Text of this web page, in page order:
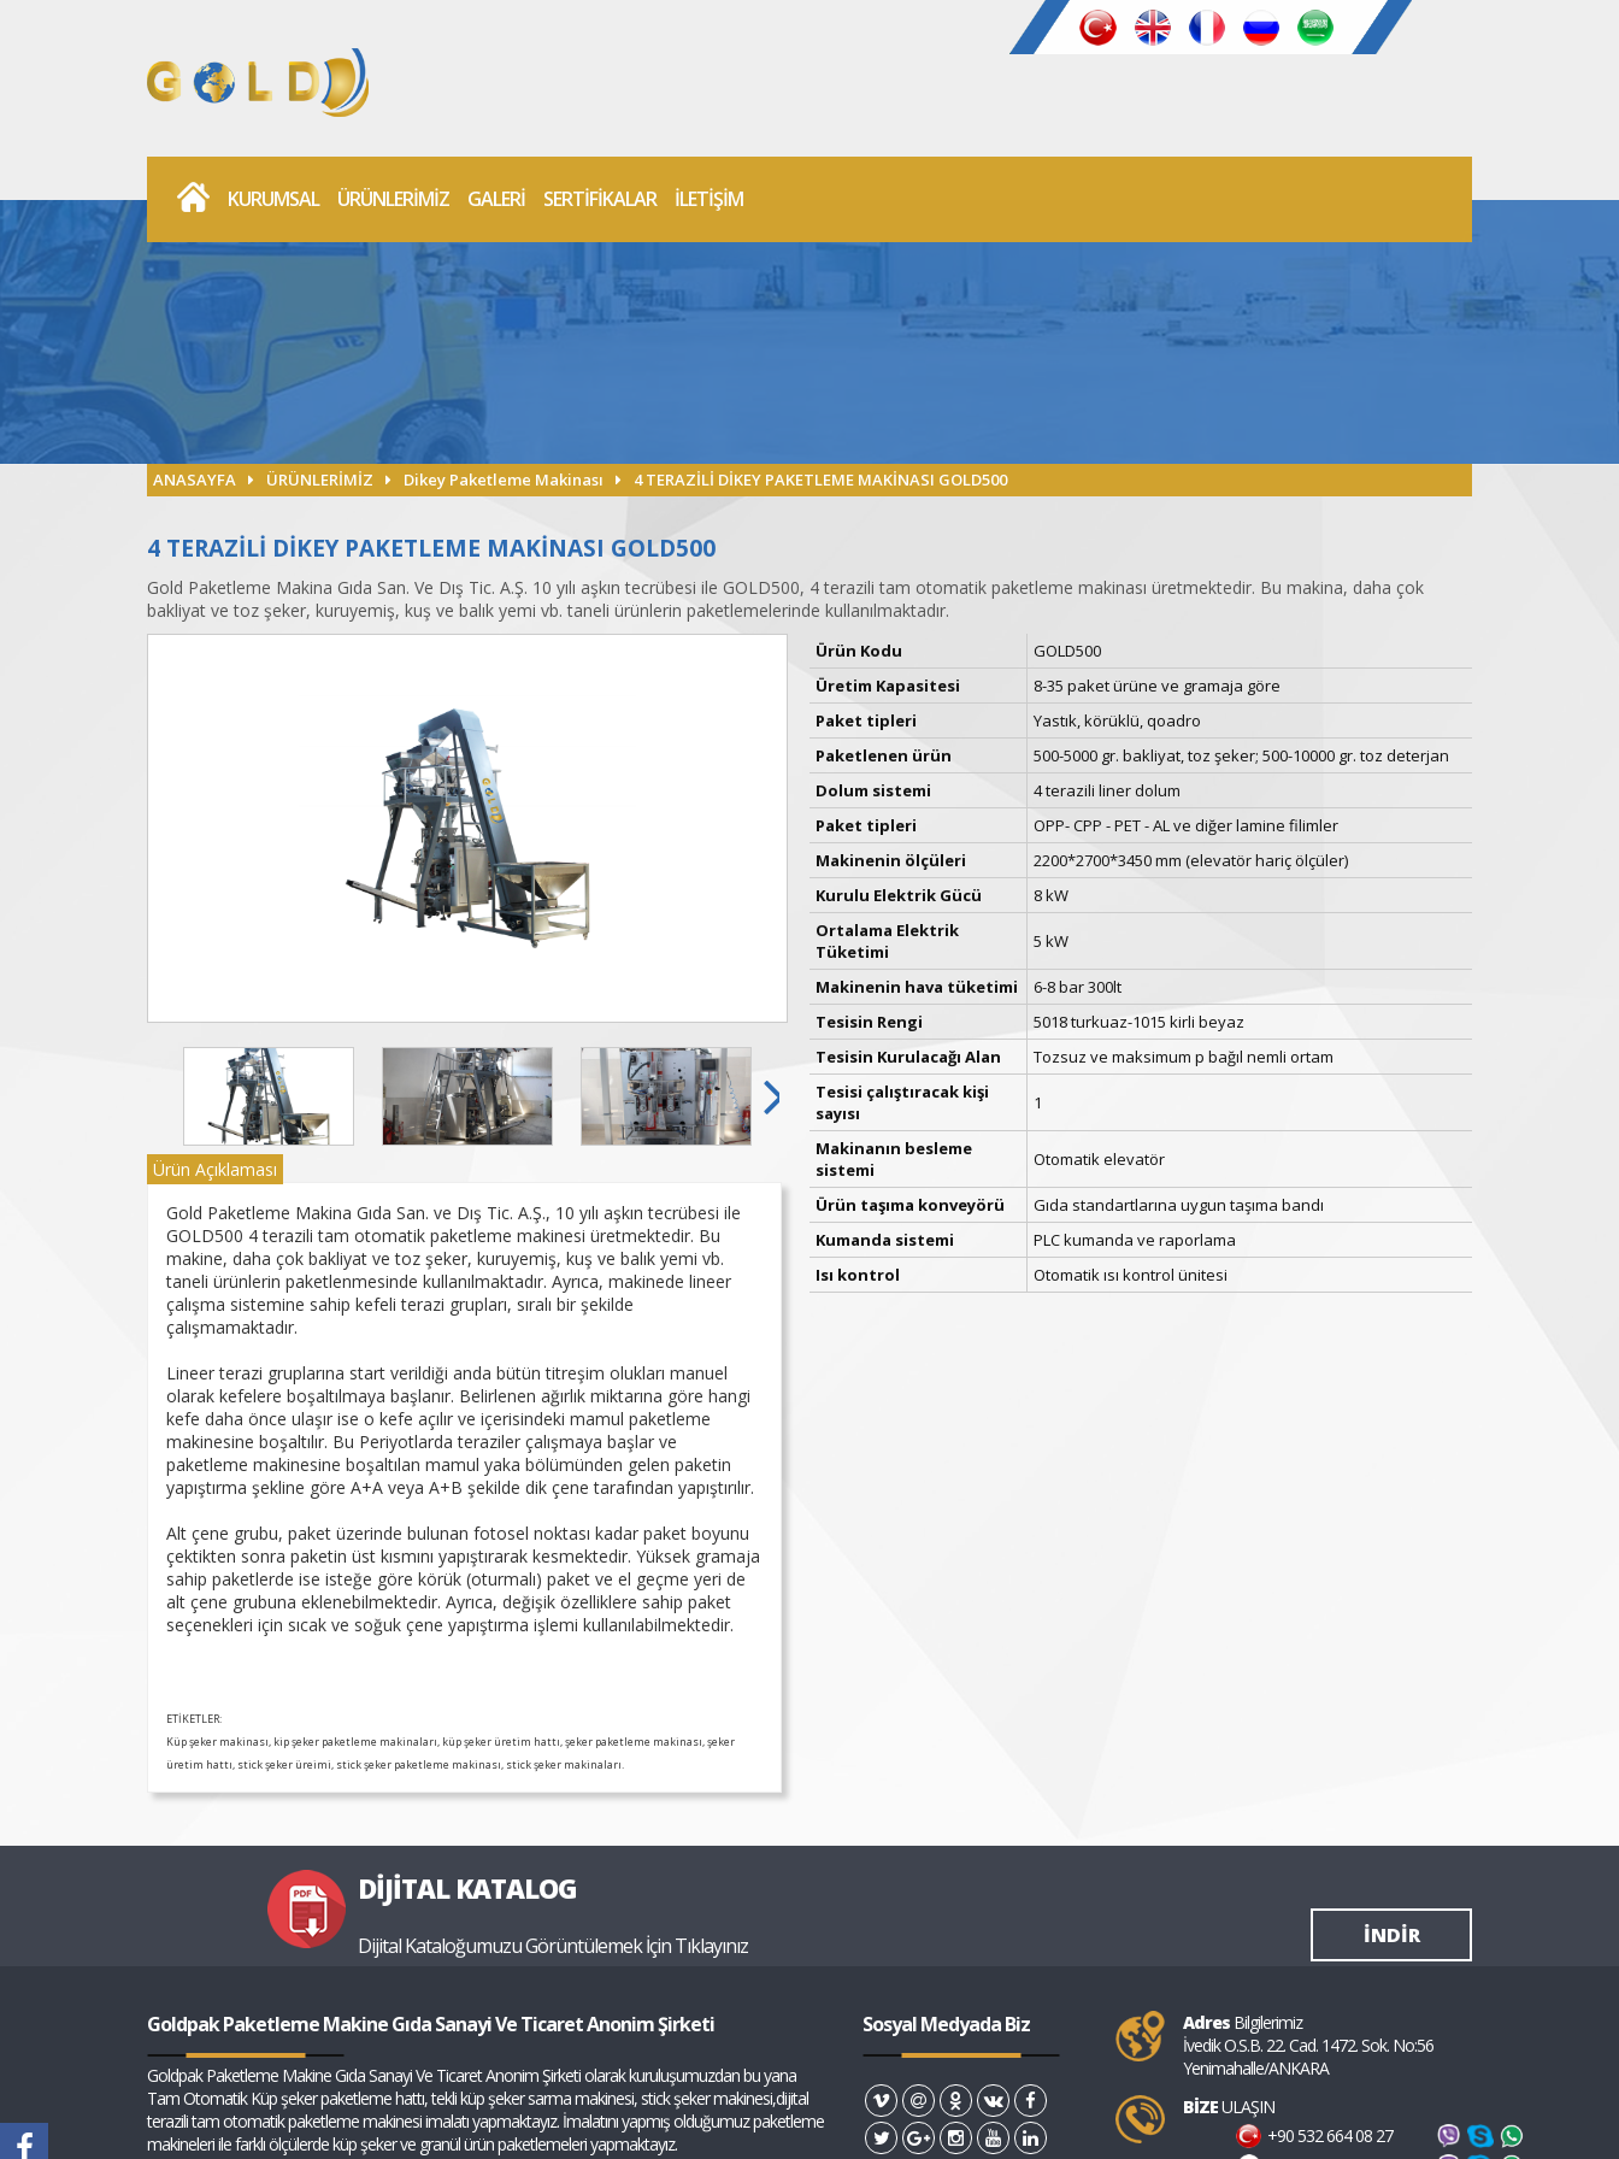
KURUMSAL ÜRÜNLERİMİZ GALERİ SERTİFİKALAR İLETİŞİM
ANASAYFA ÜRÜNLERİMİZ Dikey Paketleme Makinası 4 TERAZİLİ DİKEY PAKETLEME MAKİNASI GOLD500
4 TERAZİLİ DİKEY PAKETLEME MAKİNASI GOLD500
Gold Paketleme Makina Gıda San. Ve Dış Tic. A.Ş. 10 yılı aşkın tecrübesi ile GOLD500, 4 terazili tam otomatik paketleme makinası üretmektedir. Bu makina, daha çok
bakliyat ve toz şeker, kuruyemiş, kuş ve balık yemi vb. taneli ürünlerin paketlemelerinde kullanılmaktadır.
Ürün Açıklaması
Gold Paketleme Makina Gıda San. ve Dış Tic. A.Ş., 10 yılı aşkın tecrübesi ile
GOLD500 4 terazili tam otomatik paketleme makinesi üretmektedir. Bu
makine, daha çok bakliyat ve toz şeker, kuruyemiş, kuş ve balık yemi vb.
taneli ürünlerin paketlenmesinde kullanılmaktadır. Ayrıca, makinede lineer
çalışma sistemine sahip kefeli terazi grupları, sıralı bir şekilde
çalışmamaktadır.
Lineer terazi gruplarına start verildiği anda bütün titreşim olukları manuel
olarak kefelere boşaltılmaya başlanır. Belirlenen ağırlık miktarına göre hangi
kefe daha önce ulaşır ise o kefe açılır ve içerisindeki mamul paketleme
makinesine boşaltılır. Bu Periyotlarda teraziler çalışmaya başlar ve
paketleme makinesine boşaltılan mamul yaka bölümünden gelen paketin
yapıştırma şekline göre A+A veya A+B şekilde dik çene tarafından yapıştırılır.
Alt çene grubu, paket üzerinde bulunan fotosel noktası kadar paket boyunu
çektikten sonra paketin üst kısmını yapıştırarak kesmektedir. Yüksek gramaja
sahip paketlerde ise isteğe göre körük (oturmalı) paket ve el geçme yeri de
alt çene grubuna eklenebilmektedir. Ayrıca, değişik özelliklere sahip paket
seçenekleri için sıcak ve soğuk çene yapıştırma işlemi kullanılabilmektedir.
ETİKETLER:
Küp şeker makinası, kip şeker paketleme makinaları, küp şeker üretim hattı, şeker paketleme makinası, şeker
üretim hattı, stick şeker üreimi, stick şeker paketleme makinası, stick şeker makinaları.
Ürün Kodu
GOLD500
Üretim Kapasitesi
8-35 paket ürüne ve gramaja göre
Paket tipleri
Yastık, körüklü, qoadro
Paketlenen ürün
500-5000 gr. bakliyat, toz şeker; 500-10000 gr. toz deterjan
Dolum sistemi
4 terazili liner dolum
Paket tipleri
OPP- CPP - PET - AL ve diğer lamine filimler
Makinenin ölçüleri
2200*2700*3450 mm (elevatör hariç ölçüler)
Kurulu Elektrik Gücü
8 kW
Ortalama Elektrik
Tüketimi
5 kW
Makinenin hava tüketimi
6-8 bar 300lt
Tesisin Rengi
5018 turkuaz-1015 kirli beyaz
Tesisin Kurulacağı Alan
Tozsuz ve maksimum p bağıl nemli ortam
Tesisi çalıştıracak kişi
sayısı
1
Makinanın besleme
sistemi
Otomatik elevatör
Ürün taşıma konveyörü
Gıda standartlarına uygun taşıma bandı
Kumanda sistemi
PLC kumanda ve raporlama
Isı kontrol
Otomatik ısı kontrol ünitesi
DİJİTAL KATALOG
Dijital Kataloğumuzu Görüntülemek İçin Tıklayınız İNDİR
Goldpak Paketleme Makine Gıda Sanayi Ve Ticaret Anonim Şirketi
Goldpak Paketleme Makine Gıda Sanayi Ve Ticaret Anonim Şirketi olarak kuruluşumuzdan bu yana
Tam Otomatik Küp şeker paketleme hattı, tekli küp şeker sarma makinesi, stick şeker makinesi,dijital
terazili tam otomatik paketleme makinesi imalatı yapmaktayız. İmalatını yapmış olduğumuz paketleme
makineleri ile farklı ölçülerde küp şeker ve granül ürün paketlemeleri yapmaktayız.
Sosyal Medyada Biz Adres Bilgilerimiz
İvedik O.S.B. 22. Cad. 1472. Sok. No:56
Yenimahalle/ANKARA
BİZEULAŞIN
+90 532 664 08 27